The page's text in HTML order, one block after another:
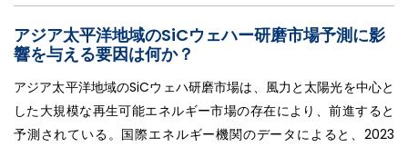
アジア太平洋地域のSiCウェハー研磨市場予測に影
響を与える要因は何か？
アジア太平洋地域のSiCウェハ研磨市場は、風力と太陽光を中心と
した大規模な再生可能エネルギー市場の存在により、前進すると
予測されている。国際エネルギー機関のデータによると、2023